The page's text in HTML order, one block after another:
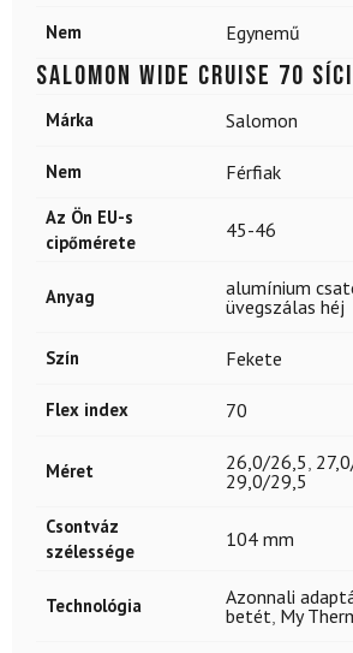
Nem Egynemű
SALOMON Wide Cruise 70
Márka Salomon
Nem Férfiak
Az Ön EU-s
cipőmérete
45-46
Anyag alumínium
üvegszálas héj
Szín Fekete
Flex index 70
Méret 26,0/26,5
29,0/29,5
Csontváz
szélessége
104 mm
Technológia Azonnali
betét My